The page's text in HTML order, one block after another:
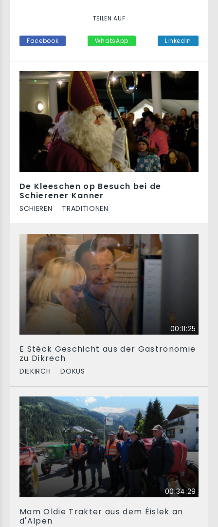
De Kleeschen op Besuch bei de
Schierener Kanner
SCHIEREN TRADITIONEN
00:11:25
E Stéck Geschicht aus der Gastronomie
zu Dikrech
DIEKIRCH DOKUS
00:34:29
Mam Oldie Trakter aus dem Éislek an
d'Alpen
TEILEN AUF
Facebook WhatsApp LinkedIn